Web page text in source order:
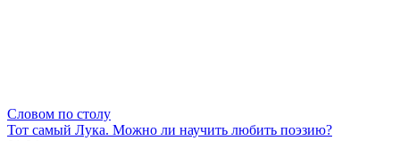
Словом по столу
Тот самый Лука. Можно ли научить любить поэзию?